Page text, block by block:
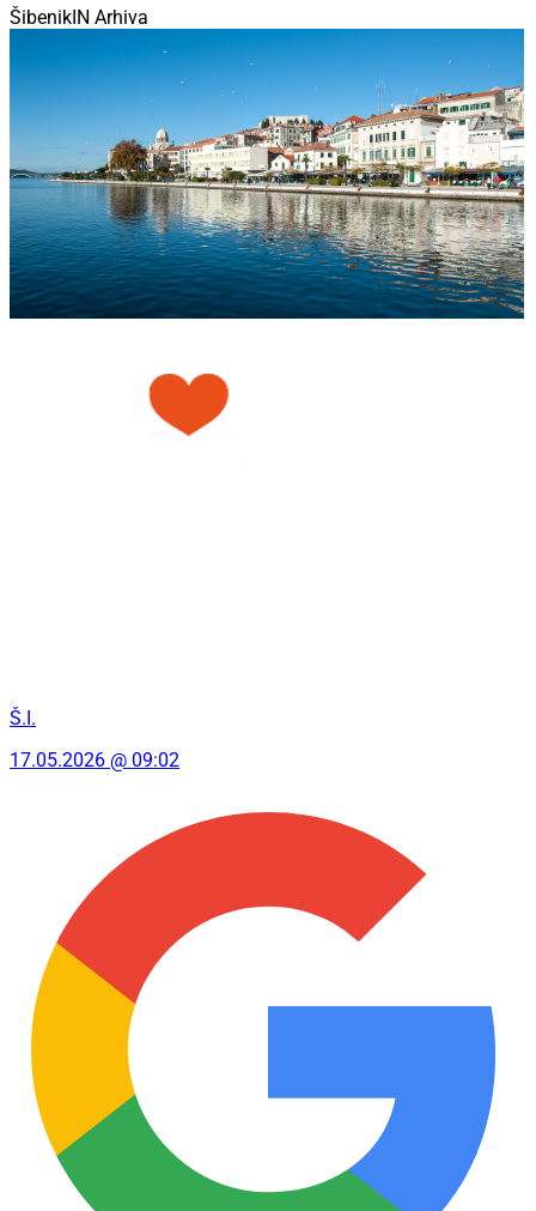
ŠibenikIN Arhiva
Š.I.
17.05.2026 @ 09:02